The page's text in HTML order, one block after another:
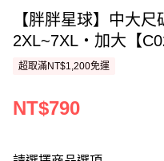
【胖胖星球】中大
2XL~7XL‧加大【
超取滿NT$1,200免運
NT$790